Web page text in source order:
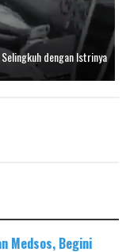
dengan Istrinya
Medsos, Begini